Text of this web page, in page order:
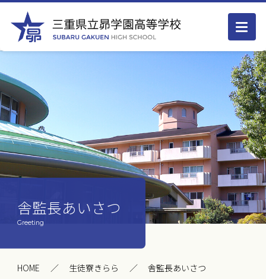
舎監長あいさつ
Greeting
HOME 生徒寮きらら 舎監長あいさつ